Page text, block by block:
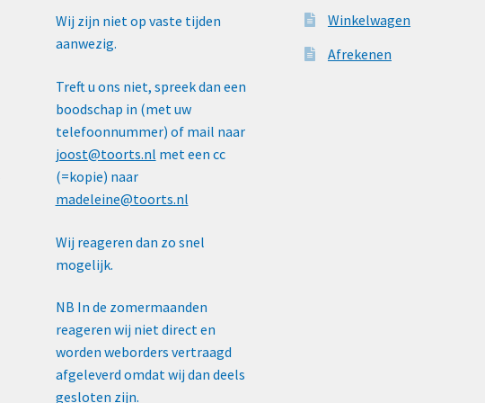
Wij zijn niet op vaste tijden
aanwezig.
Treft u ons niet, spreek dan een
boodschap in (met uw
telefoonnummer) of mail naar
joost@toorts.nl met een cc
(=kopie) naar
madeleine@toorts.nl
Wij reageren dan zo snel
mogelijk.
NB In de zomermaanden
reageren wij niet direct en
worden weborders vertraagd
afgeleverd omdat wij dan deels
gesloten zijn.
Winkelwagen
Afrekenen